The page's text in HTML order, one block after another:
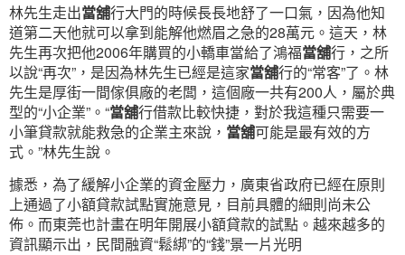
林先生走出當舖行大門的時候長長地舒了一口氣，因為他知
道第二天他就可以拿到能解他燃眉之急的28萬元。這天，林
先生再次把他2006年購買的小轎車當給了鴻福當舖行，之所
以說“再次”，是因為林先生已經是這家當舖行的“常客”了。林
先生是厚街一間傢俱廠的老闆，這個廠一共有200人，屬於典
型的“小企業”。“當舖行借款比較快捷，對於我這種只需要一
小筆貸款就能救急的企業主來說， 當舖可能是最有效的方
式。”林先生說。
據悉，為了緩解小企業的資金壓力，廣東省政府已經在原則
上通過了小額貸款試點實施意見，目前具體的細則尚未公
佈。而東莞也計畫在明年開展小額貸款的試點。越來越多的
資訊顯示出，民間融資“鬆綁”的“錢”景一片光明